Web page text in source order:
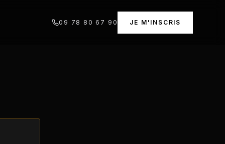
09 78 80 67 90 JE M'INSCRIS